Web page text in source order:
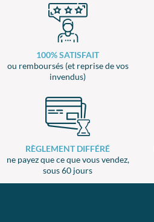
100% SATISFAIT
ou remboursés (et reprise de vos
invendus)
RÈGLEMENT DIFFÉRÉ
ne payez que ce que vous vendez,
sous 60 jours